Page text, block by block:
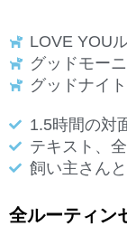
LOVE YOU
グッドモー
グッドナイ
1.5時間の対
テキスト、
飼い主さん
全ルーティン